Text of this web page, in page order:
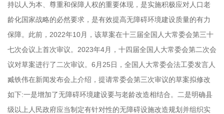
持以人为本、尊重和保障人权的重要体现，是实施积极应对人口老
龄化国家战略的必然要求，是有效提高无障碍环境建设质量的有力
保障。此前，2022年10月，该草案在十三届全国人大常委会第三十
七次会议上首次审议。2023年4月，十四届全国人大常委会第二次会
议对草案进行了二次审议。6月25日，全国人大常委会法工委发言人
臧铁伟在新闻发布会上介绍，提请常委会第三次审议的草案拟修改
如下:一是增加了无障碍环境建设要与老龄改造相结合。二是明确县
级以上人民政府应当制定有针对性的无障碍设施改造规划并组织实